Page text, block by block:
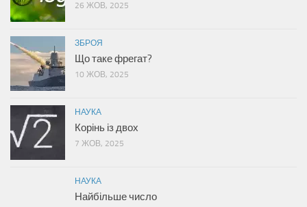
26 ЖОВ, 2025
ЗБРОЯ
Що таке фрегат?
10 ЖОВ, 2025
НАУКА
Корінь із двох
7 ЖОВ, 2025
НАУКА
Найбільше число